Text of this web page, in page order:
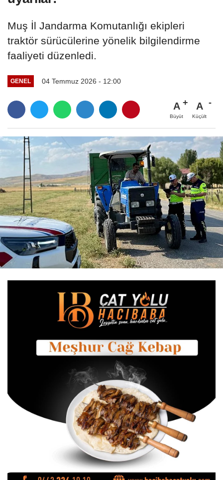
Muş İl Jandarma Komutanlığı ekipleri
traktör sürücülerine yönelik bilgilendirme
faaliyeti düzenledi.
GENEL 04 Temmuz 2026 - 12:00
A
Büyüt
A
Küçült